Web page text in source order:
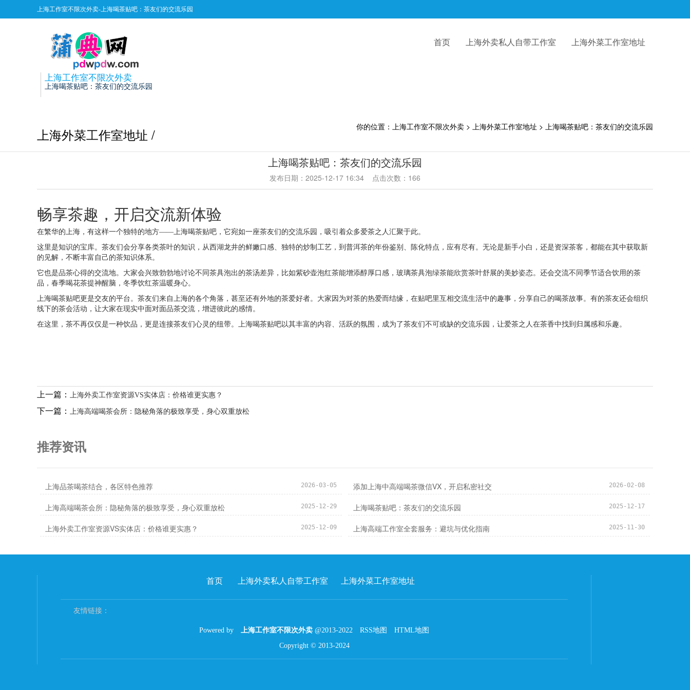
上海工作室不限次外卖-上海喝茶贴吧：茶友们的交流乐园
上海工作室不限次外卖
上海喝茶贴吧：茶友们的交流乐园
首页 上海外卖私人自带工作室 上海外菜工作室地址
上海外菜工作室地址 / 你的位置： 上海工作室不限次外卖 > 上海外菜工作室地址 > 上海喝茶贴吧：茶友们的交流乐园
上海喝茶贴吧：茶友们的交流乐园
发布日期：2025-12-17 16:34 点击次数：166
畅享茶趣，开启交流新体验
在繁华的上海，有这样一个独特的地方——上海喝茶贴吧，它宛如一座茶友们的交流乐园，吸引着众多爱茶之人汇聚于此。
这里是知识的宝库。茶友们会分享各类茶叶的知识，从西湖龙井的鲜嫩口感、独特的炒制工艺，到普洱茶的年份鉴别、陈化特点，应有尽有。无论是新手小白，还是资深茶客，都能在其中获取新
的见解，不断丰富自己的茶知识体系。
它也是品茶心得的交流地。大家会兴致勃勃地讨论不同茶具泡出的茶汤差异，比如紫砂壶泡红茶能增添醇厚口感，玻璃茶具泡绿茶能欣赏茶叶舒展的美妙姿态。还会交流不同季节适合饮用的茶
品，春季喝花茶提神醒脑，冬季饮红茶温暖身心。
上海喝茶贴吧更是交友的平台。茶友们来自上海的各个角落，甚至还有外地的茶爱好者。大家因为对茶的热爱而结缘，在贴吧里互相交流生活中的趣事，分享自己的喝茶故事。有的茶友还会组织
线下的茶会活动，让大家在现实中面对面品茶交流，增进彼此的感情。
在这里，茶不再仅仅是一种饮品，更是连接茶友们心灵的纽带。上海喝茶贴吧以其丰富的内容、活跃的氛围，成为了茶友们不可或缺的交流乐园，让爱茶之人在茶香中找到归属感和乐趣。
上一篇： 上海外卖工作室资源VS实体店：价格谁更实惠？
下一篇： 上海高端喝茶会所：隐秘角落的极致享受，身心双重放松
推荐资讯
上海品茶喝茶结合，各区特色推荐 2026-03-05 添加上海中高端喝茶微信VX，开启私密社交 2026-02-08
上海高端喝茶会所：隐秘角落的极致享受，身心双重放松 2025-12-29 上海喝茶贴吧：茶友们的交流乐园 2025-12-17
上海外卖工作室资源VS实体店：价格谁更实惠？ 2025-12-09 上海高端工作室全套服务：避坑与优化指南 2025-11-30
首页 上海外卖私人自带工作室 上海外菜工作室地址
友情链接：
Powered by 上海工作室不限次外卖 @2013-2022 RSS地图
HTML地图
Copyright © 2013-2024